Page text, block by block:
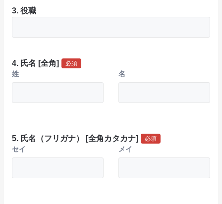
3. 役職
4. 氏名 [全角] 必須
姓 名
5. 氏名（フリガナ） [全角カタカナ] 必須
セイ メイ